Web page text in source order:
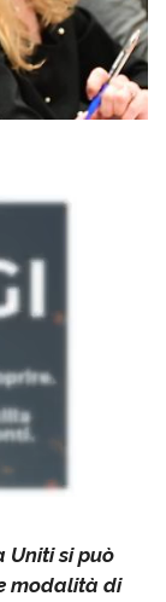
Uniti si può
modalità di